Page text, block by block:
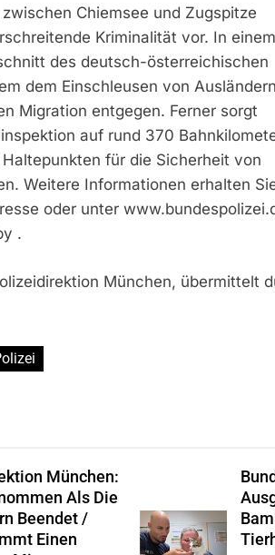
Chiemsee und Zugspitze
Kriminalität vor. In einem
des deutsch-österreichischen
dem Einschleusen von Ausländern
Migration entgegen. Ferner sorgt
auf rund 370
für die Sicherheit von
Weitere Informationen erhalten
oder unter
.
München, übermittelt
München:
Als Die
Beendet /
Einen